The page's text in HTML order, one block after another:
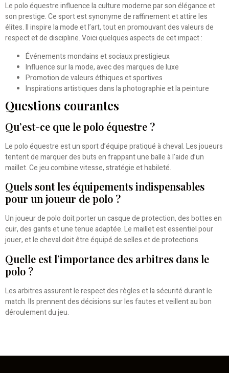
Le polo équestre influence la culture moderne par son élégance et
son prestige. Ce sport est synonyme de raffinement et attire les
élites. Il inspire la mode et l’art, tout en promouvant des valeurs de
respect et de discipline. Voici quelques aspects de cet impact :
Événements mondains et sociaux prestigieux
Influence sur la mode, avec des marques de luxe
Promotion de valeurs éthiques et sportives
Inspirations artistiques dans la photographie et la peinture
Questions courantes
Qu’est-ce que le polo équestre ?
Le polo équestre est un sport d’équipe pratiqué à cheval. Les joueurs
tentent de marquer des buts en frappant une balle à l’aide d’un
maillet. Ce jeu combine vitesse, stratégie et habileté.
Quels sont les équipements indispensables
pour un joueur de polo ?
Un joueur de polo doit porter un casque de protection, des bottes en
cuir, des gants et une tenue adaptée. Le maillet est essentiel pour
jouer, et le cheval doit être équipé de selles et de protections.
Quelle est l’importance des arbitres dans le
polo ?
Les arbitres assurent le respect des règles et la sécurité durant le
match. Ils prennent des décisions sur les fautes et veillent au bon
déroulement du jeu.